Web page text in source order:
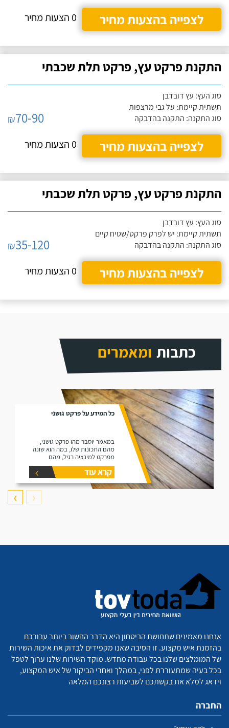
לצפייה בהצעות מחיר
0 הצעות מחיר
התקנת פרקט עץ, פרקט תלת שכבתי
סוג העץ: עץ דובדבן
תשתית קיימת: על גבי מרצפות
סוג התקנה: התקנה בהדבקה
₪70-90
לצפייה בהצעות מחיר
0 הצעות מחיר
התקנת פרקט עץ, פרקט תלת שכבתי
סוג העץ: עץ דובדבן
תשתית קיימת: יש לפרק פרקט/שטיח קיים
סוג התקנה: התקנה בהדבקה
₪35-120
לצפייה בהצעות מחיר
0 הצעות מחיר
כתבות ומאמרים
כל המידע על פרקט גושני
במאמר יוסבר מהו פרקט גושני,
מהם התכונות שלו, במה הוא שונה
מפרקט למינציה רגיל, מהם
היתרונות שלו ומהם החסרונות שלו.
קרא עוד
❮
❯
אנחנו מאמינים שתחושת הביטחון היא הדבר החשוב ביותר עבורכם
בהזמנת איש מקצוע. זו הסיבה שאנו מקפידים לבדוק את איכות השירות
של המומלצים שלנו בכל עבודה מחדש. מוקד השירות שלנו ערוך לטפל
בכל בעיה שמתעוררת לפני, במהלך ואחרי הביקור של איש המקצוע,
וידאג למלא את בקשתכם לשביעות רצונכם המלאה
החברה